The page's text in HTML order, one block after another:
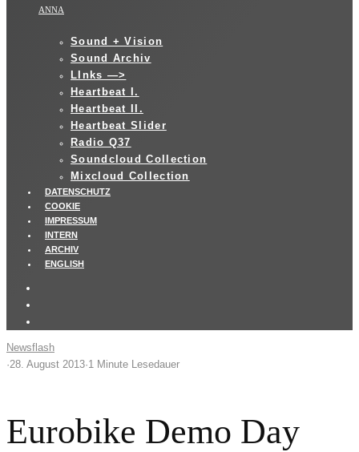
ANNA
Sound + Vision
Sound Archiv
LInks —>
Heartbeat I.
Heartbeat II.
Heartbeat Slider
Radio Q37
Soundcloud Collection
Mixcloud Collection
DATENSCHUTZ
COOKIE
IMPRESSUM
INTERN
ARCHIV
ENGLISH
Newsflash
·28. August 2013·1 Minute Lesedauer
Eurobike Demo Day